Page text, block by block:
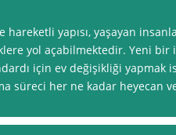
hareketli yapısı, yaşayan
yol açabilmektedir. Yeni bir
için ev değişikliği yapmak
süreci her ne kadar heyecan